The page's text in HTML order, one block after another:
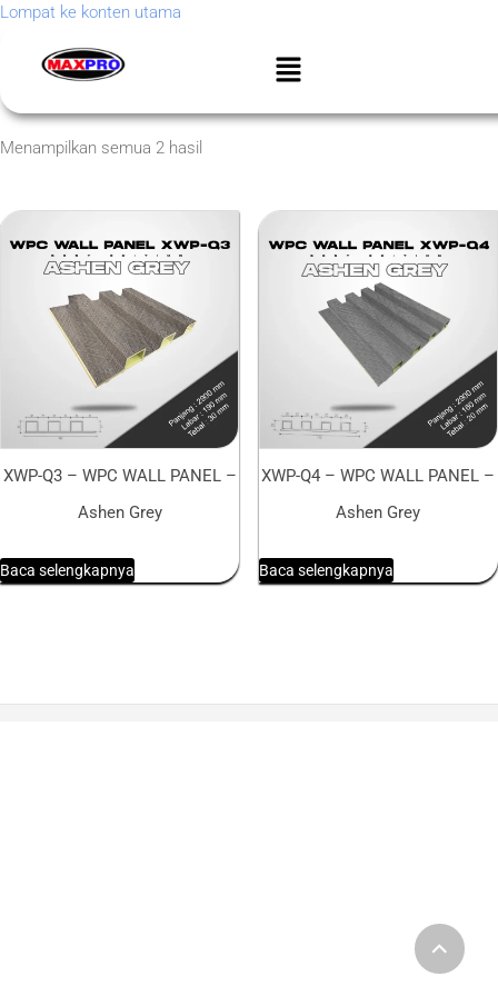
Lompat ke konten utama
Menampilkan semua 2 hasil
XWP-Q3 – WPC WALL PANEL –
Ashen Grey
Baca selengkapnya
XWP-Q4 – WPC WALL PANEL –
Ashen Grey
Baca selengkapnya